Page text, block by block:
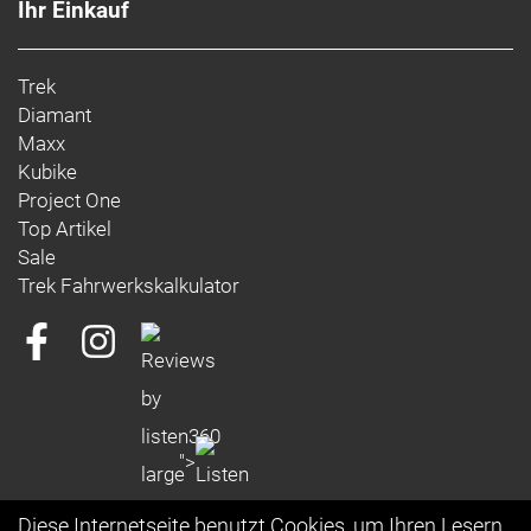
https://www.trekbikes.com/contactUs/
Trek-, Bontrager- und Electra-Produkte: https://www.trekbikes.com/manuals/
Diamant-Produkte: https://www.diamantrad.com/manuals/
Ihr Einkauf
Trek
Diamant
Maxx
Kubike
Project One
Top Artikel
Sale
Trek Fahrwerkskalkulator
">
Diese Internetseite benutzt Cookies, um Ihren Lesern